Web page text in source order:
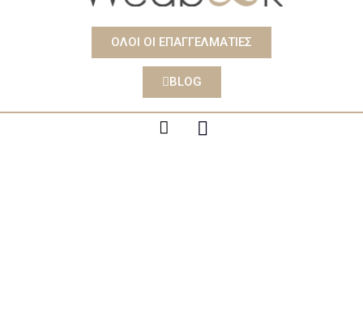
ΟΛΟΙ ΟΙ ΕΠΑΓΓΕΛΜΑΤΙΕΣ
BLOG